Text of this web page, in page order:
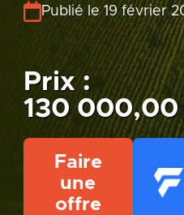
Publié le 19 février
Prix :
130 000,00
Faire
une
offre